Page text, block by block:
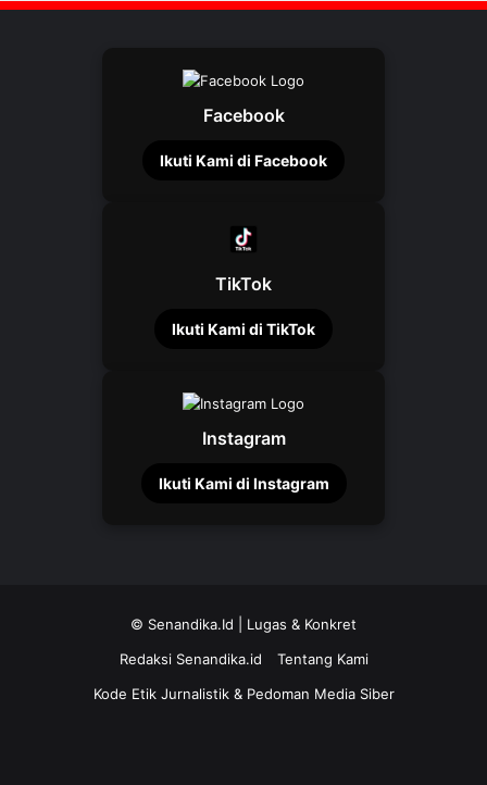
Facebook
Ikuti Kami di Facebook
TikTok
Ikuti Kami di TikTok
Instagram
Ikuti Kami di Instagram
© Senandika.Id | Lugas & Konkret
Redaksi Senandika.id
Tentang Kami
Kode Etik Jurnalistik & Pedoman Media Siber